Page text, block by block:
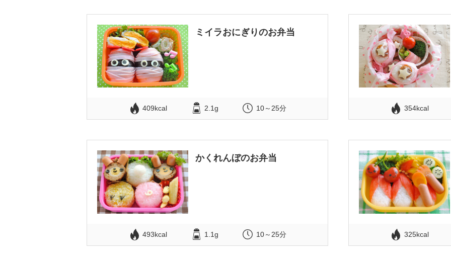
ミイラおにぎりのお弁当
409kcal 2.1g 10～25分 354kcal
かくれんぼのお弁当
493kcal 1.1g 10～25分 325kcal